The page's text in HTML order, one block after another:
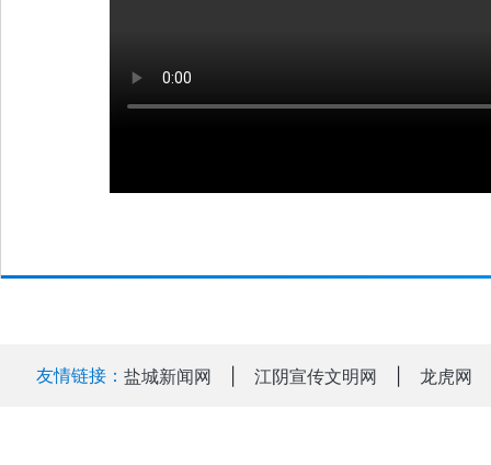
友情链接： 盐城新闻网 江阴宣传文明网 龙虎网